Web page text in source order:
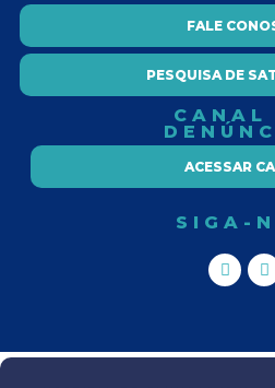
FALE
PESQUISA DE
CANAL
ACESSAR
SIGA-